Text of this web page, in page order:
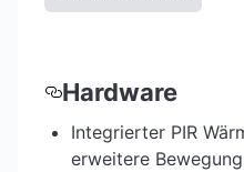
Hardware
Integrierter PIR
erweitere